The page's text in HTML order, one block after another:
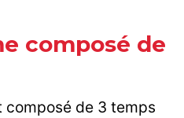
composé de
composé de 3 temps